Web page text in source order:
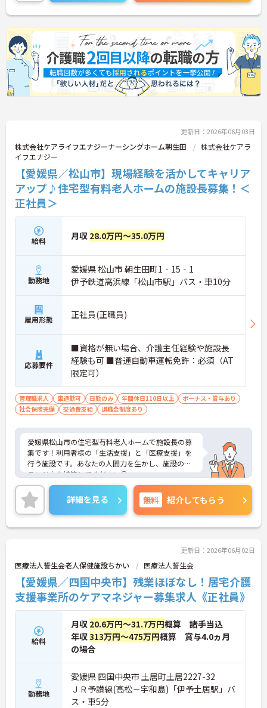
更新日：2026年06月03日
株式会社ケアライフエナジーナーシングホーム朝生田
株式会社ケアラ
イフエナジー
【愛媛県／松山市】現場経験を活かしてキャリア
アップ♪住宅型有料老人ホームの施設長募集！＜
正社員＞
給料 月収 28.0万円～35.0万円
勤務地
愛媛県 松山市 朝生田町1‐15‐1
伊予鉄道高浜線「松山市駅」バス・車10分
雇用形態 正社員(正職員)
応募要件
■資格が無い場合、介護主任経験や施設長
経験も可 ■普通自動車運転免許：必須（AT
限定可）
管理職求人 車通勤可 日勤のみ 年間休日110日以上
ボーナス・賞与あり
社会保険完備
交通費支給 退職金制度あり
愛媛県松山市の住宅型有料老人ホームで施設長の募
集です！利用者様の「生活支援」と「医療支援」を
行う施設です。あなたの人間力を生かし、施設のブ
ランド力を構築してください◎
施設長の雰囲気がそのままスタッフ達の安心感へと
繋がり、ご利用者様やご家族様からの評判へと直結
します。求めてるのは単なるスタッフの管理能力で
はなく「全てお仕事の先に相手がいる」というマイ
ンドを持ち、ご利用者様やスタッフと誠実に対話が
かし、ご利用者様やスタッフにとって「安心できる
場所」として作り上げてください！
詳細を見る 無料 紹介してもらう
更新日：2026年06月02日
医療法人誓生会老人保健施設ちかい 医療法人誓生会
【愛媛県／四国中央市】残業ほぼなし！居宅介護
支援事業所のケアマネジャー募集求人《正社員》
給料
月収 20.6万円～31.7万円概算 諸手当込
年収313万円～475万円概算 賞与4.0ヵ月
の場合
勤務地
愛媛県 四国中央市 土居町土居2227-32
ＪＲ予讃線(高松－宇和島)「伊予土居駅」バ
ス・車5分